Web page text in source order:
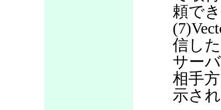
頼で
信し
サー
相手
示さ